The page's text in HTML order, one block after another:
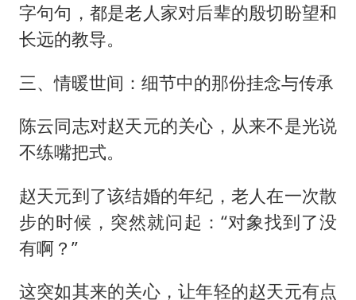
字句句，都是老人家对后辈的殷切盼望和
长远的教导。
三、情暖世间：细节中的那份挂念与传承
陈云同志对赵天元的关心，从来不是光说
不练嘴把式。
赵天元到了该结婚的年纪，老人在一次散
步的时候，突然就问起：“对象找到了没
有啊？”
这突如其来的关心，让年轻的赵天元有点